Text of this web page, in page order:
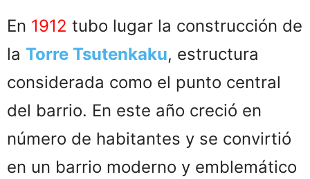
En 1912 tubo lugar la construcción de
la Torre Tsutenkaku, estructura
considerada como el punto central
del barrio. En este año creció en
número de habitantes y se convirtió
en un barrio moderno y emblemático